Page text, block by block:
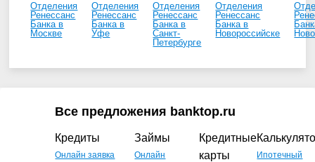
Отделения
Ренессанс
Банка в
Москве
Отделения
Ренессанс
Банка в
Уфе
Отделения
Ренессанс
Банка в
Санкт-
Петербурге
Отделения
Ренессанс
Банка в
Новороссийске
Все предложения banktop.ru
Кредиты
Онлайн заявка
Займы
Онлайн
Кредитные
карты
Ипотечный